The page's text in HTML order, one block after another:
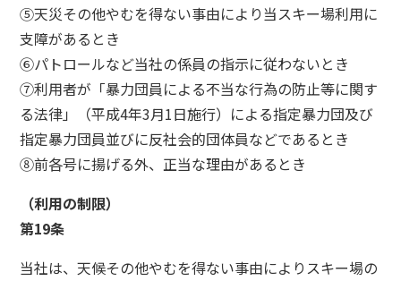
⑤天災その他やむを得ない事由により当スキー場利用に
支障があるとき
⑥パトロールなど当社の係員の指示に従わないとき
⑦利用者が「暴力団員による不当な行為の防止等に関す
る法律」（平成4年3月1日施行）による指定暴力団及び
指定暴力団員並びに反社会的団体員などであるとき
⑧前各号に揚げる外、正当な理由があるとき
（利用の制限）
第19条
当社は、天候その他やむを得ない事由によりスキー場の